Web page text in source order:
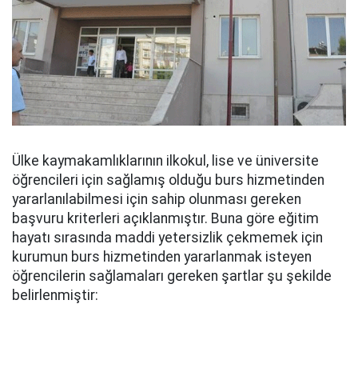
Ülke kaymakamlıklarının ilkokul, lise ve üniversite
öğrencileri için sağlamış olduğu burs hizmetinden
yararlanılabilmesi için sahip olunması gereken
başvuru kriterleri açıklanmıştır. Buna göre eğitim
hayatı sırasında maddi yetersizlik çekmemek için
kurumun burs hizmetinden yararlanmak isteyen
öğrencilerin sağlamaları gereken şartlar şu şekilde
belirlenmiştir: